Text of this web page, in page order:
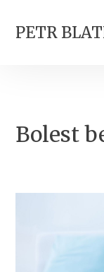
PETR
Bolest